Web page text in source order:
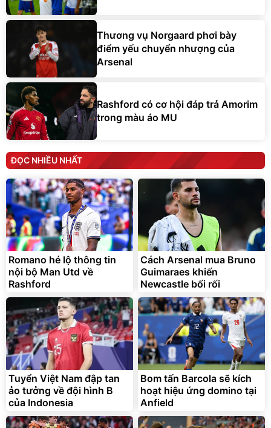
Thương vụ Norgaard phơi bày
điểm yếu chuyển nhượng của
Arsenal
Rashford có cơ hội đáp trả Amorim
trong màu áo MU
ĐỌC NHIỀU NHẤT
Romano hé lộ thông tin
nội bộ Man Utd về
Rashford
Cách Arsenal mua Bruno
Guimaraes khiến
Newcastle bối rối
Tuyển Việt Nam đập tan
ảo tưởng về đội hình B
của Indonesia
Bom tấn Barcola sẽ kích
hoạt hiệu ứng domino tại
Anfield